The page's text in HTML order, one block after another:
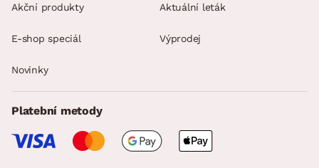
Akční produkty Aktuální leták
E-shop speciál Výprodej
Novinky
Platební metody